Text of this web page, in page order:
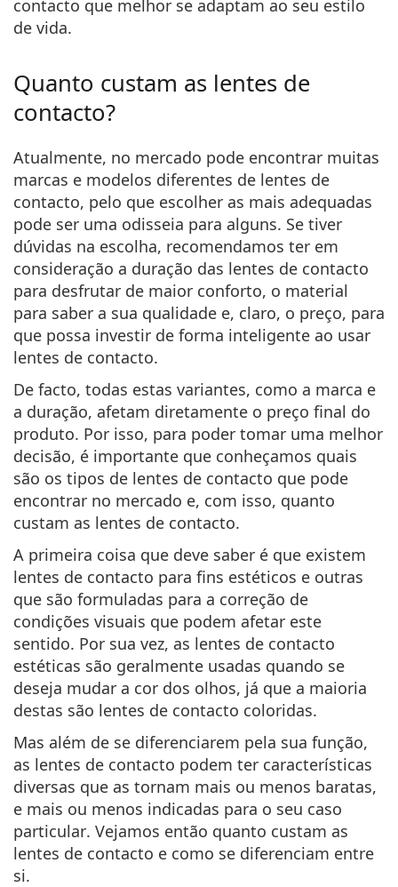
Persol
Todas as marcas
contacto que melhor se adaptam ao seu estilo
de vida.
Quanto custam as lentes de
contacto?
Atualmente, no mercado pode encontrar muitas
marcas e modelos diferentes de lentes de
contacto, pelo que escolher as mais adequadas
pode ser uma odisseia para alguns. Se tiver
dúvidas na escolha, recomendamos ter em
consideração a duração das lentes de contacto
para desfrutar de maior conforto, o material
para saber a sua qualidade e, claro, o preço, para
que possa investir de forma inteligente ao usar
lentes de contacto.
De facto, todas estas variantes, como a marca e
a duração, afetam diretamente o preço final do
produto. Por isso, para poder tomar uma melhor
decisão, é importante que conheçamos quais
são os tipos de lentes de contacto que pode
encontrar no mercado e, com isso, quanto
custam as lentes de contacto.
A primeira coisa que deve saber é que existem
lentes de contacto para fins estéticos e outras
que são formuladas para a correção de
condições visuais que podem afetar este
sentido. Por sua vez, as lentes de contacto
estéticas são geralmente usadas quando se
deseja mudar a cor dos olhos, já que a maioria
destas são lentes de contacto coloridas.
Mas além de se diferenciarem pela sua função,
as lentes de contacto podem ter características
diversas que as tornam mais ou menos baratas,
e mais ou menos indicadas para o seu caso
particular. Vejamos então quanto custam as
lentes de contacto e como se diferenciam entre
si.